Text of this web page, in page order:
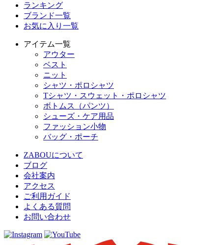
ランキング
ブランド一覧
お気に入り一覧
アイテム一覧
アウター
ベスト
ニット
シャツ・ポロシャツ
Tシャツ・スウェット・ポロシャツ
ボトムス（パンツ）
シューズ・ケア用品
ファッション小物
バッグ・ポーチ
ZABOUについて
ブログ
会社案内
アクセス
ご利用ガイド
よくある質問
お問い合わせ